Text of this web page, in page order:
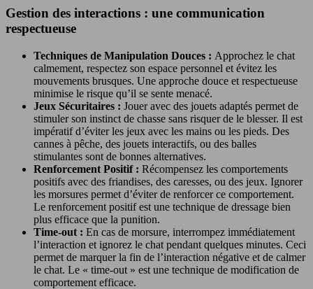
Gestion des interactions : une communication
respectueuse
Techniques de Manipulation Douces : Approchez le chat
calmement, respectez son espace personnel et évitez les
mouvements brusques. Une approche douce et respectueuse
minimise le risque qu’il se sente menacé.
Jeux Sécuritaires : Jouer avec des jouets adaptés permet de
stimuler son instinct de chasse sans risquer de le blesser. Il est
impératif d’éviter les jeux avec les mains ou les pieds. Des
cannes à pêche, des jouets interactifs, ou des balles
stimulantes sont de bonnes alternatives.
Renforcement Positif : Récompensez les comportements
positifs avec des friandises, des caresses, ou des jeux. Ignorer
les morsures permet d’éviter de renforcer ce comportement.
Le renforcement positif est une technique de dressage bien
plus efficace que la punition.
Time-out : En cas de morsure, interrompez immédiatement
l’interaction et ignorez le chat pendant quelques minutes. Ceci
permet de marquer la fin de l’interaction négative et de calmer
le chat. Le « time-out » est une technique de modification de
comportement efficace.